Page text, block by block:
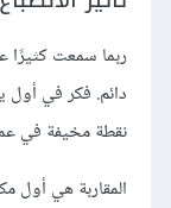
ربما سمعت كثيرًا
دائم. فكر في أول
نقطة مخيفة في
المقاربة هي أول